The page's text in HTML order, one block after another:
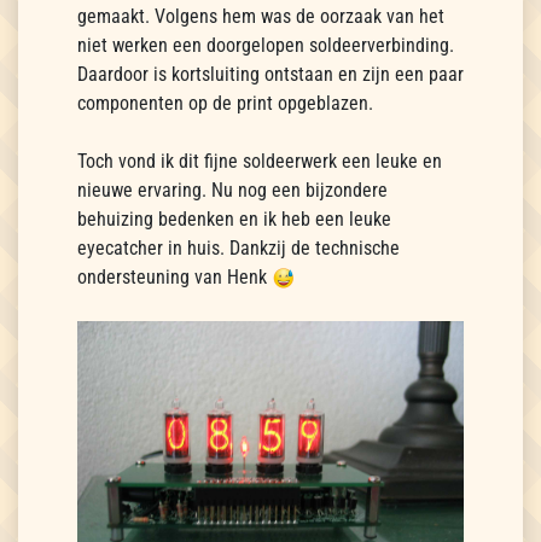
gemaakt. Volgens hem was de oorzaak van het
niet werken een doorgelopen soldeerverbinding.
Daardoor is kortsluiting ontstaan en zijn een paar
componenten op de print opgeblazen.
Toch vond ik dit fijne soldeerwerk een leuke en
nieuwe ervaring. Nu nog een bijzondere
behuizing bedenken en ik heb een leuke
eyecatcher in huis. Dankzij de technische
ondersteuning van Henk